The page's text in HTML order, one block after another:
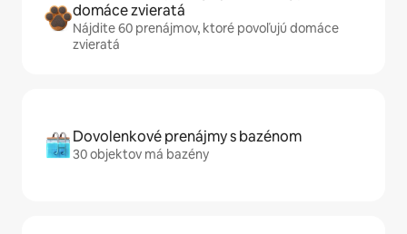
domáce zvieratá
Nájdite 60 prenájmov, ktoré povoľujú domáce
zvieratá
Dovolenkové prenájmy s bazénom
30 objektov má bazény